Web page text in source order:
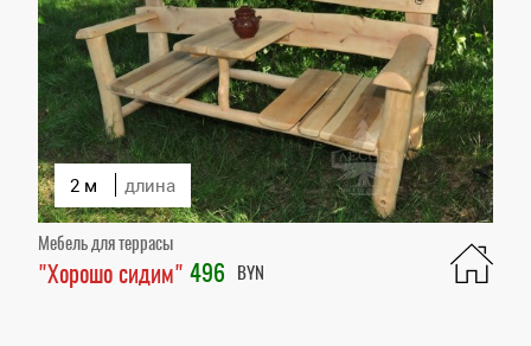
2 м длина
Мебель для террасы
"Хорошо сидим" 496 BYN